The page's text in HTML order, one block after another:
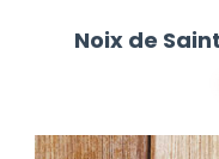
Noix de